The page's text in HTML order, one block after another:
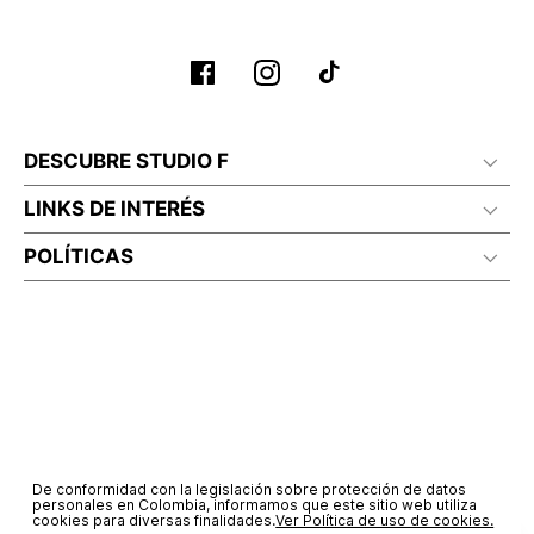
DESCUBRE STUDIO F
LINKS DE INTERÉS
POLÍTICAS
De conformidad con la legislación sobre protección de datos
personales en Colombia, informamos que este sitio web utiliza
cookies para diversas finalidades.Ver Política de uso de cookies.